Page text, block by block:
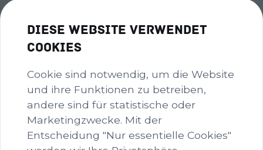
Diese Website verwendet
Cookies
Cookie sind notwendig, um die Website
und ihre Funktionen zu betreiben,
andere sind für statistische oder
Marketingzwecke. Mit der
Entscheidung "Nur essentielle Cookies"